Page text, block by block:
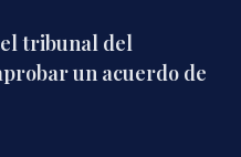
tribunal del
un acuerdo de